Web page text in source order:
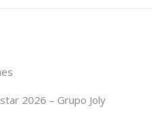
2026 – Grupo Joly